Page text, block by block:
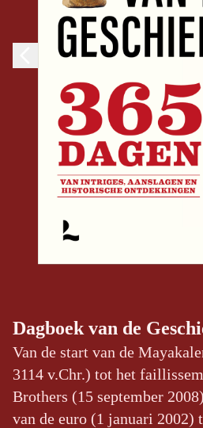
Dagboek van de
Van de start van de
3114 v.Chr.) tot het
Brothers (15 september
van de euro (1 januari 2002)